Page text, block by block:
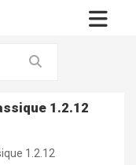
1.2.12
1.2.12